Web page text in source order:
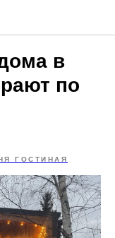
в
по
ГОСТИНАЯ